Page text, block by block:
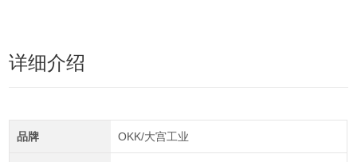
详细介绍
品牌 OKK/大宫工业